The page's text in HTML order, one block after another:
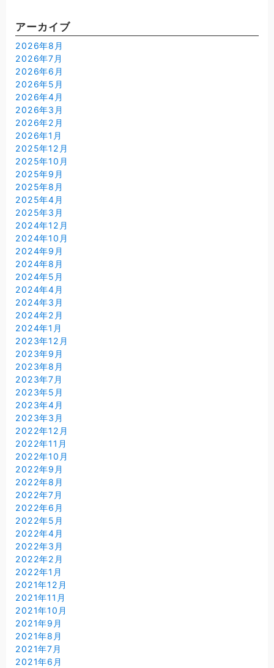
アーカイブ
2026年8月
2026年7月
2026年6月
2026年5月
2026年4月
2026年3月
2026年2月
2026年1月
2025年12月
2025年10月
2025年9月
2025年8月
2025年4月
2025年3月
2024年12月
2024年10月
2024年9月
2024年8月
2024年5月
2024年4月
2024年3月
2024年2月
2024年1月
2023年12月
2023年9月
2023年8月
2023年7月
2023年5月
2023年4月
2023年3月
2022年12月
2022年11月
2022年10月
2022年9月
2022年8月
2022年7月
2022年6月
2022年5月
2022年4月
2022年3月
2022年2月
2022年1月
2021年12月
2021年11月
2021年10月
2021年9月
2021年8月
2021年7月
2021年6月